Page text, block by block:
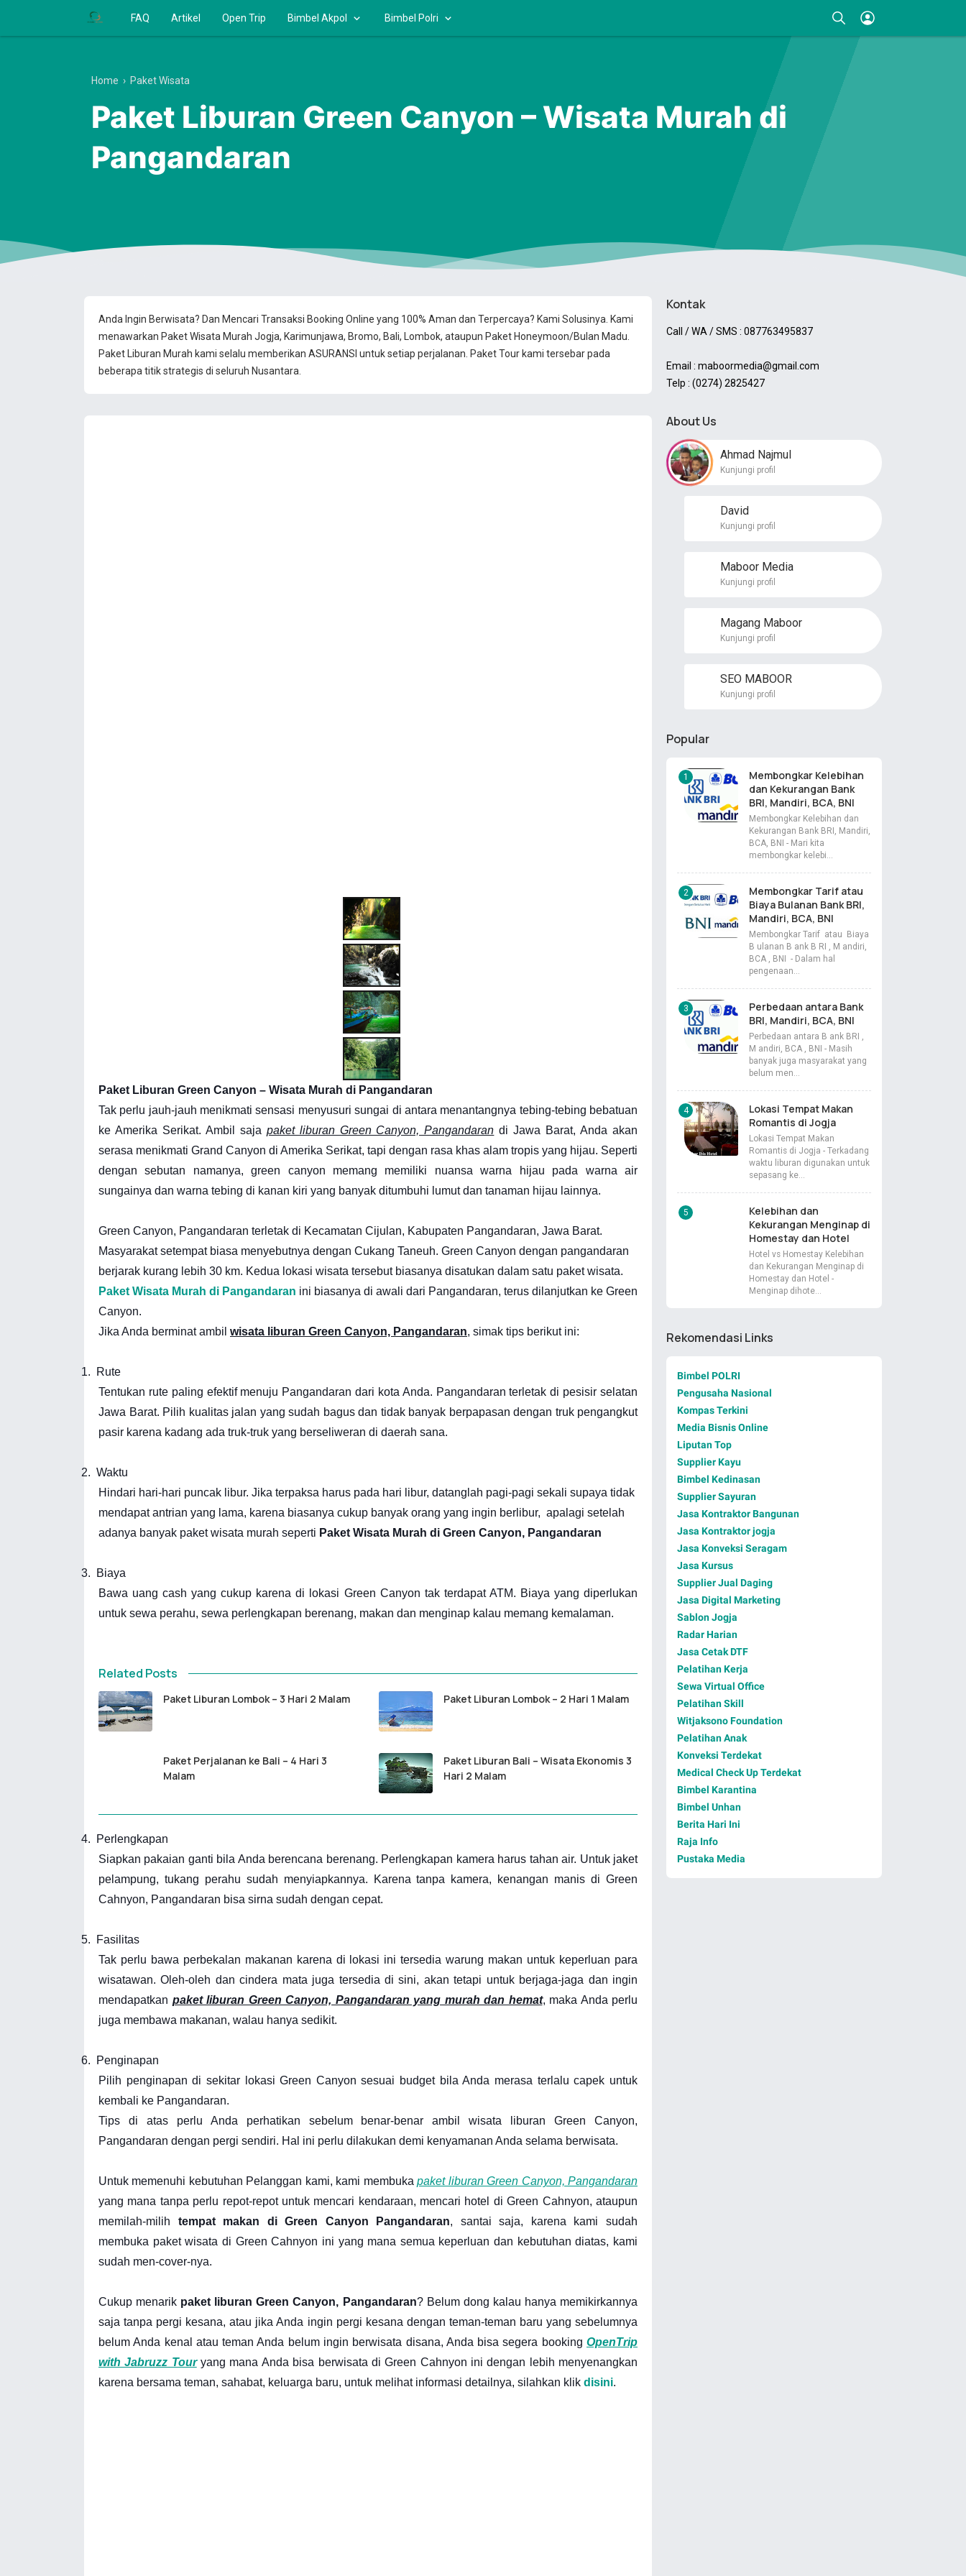
FAQ Artikel Open Trip Bimbel Akpol Bimbel Polri
Anda Ingin Berwisata? Dan Mencari Transaksi Booking Online yang 100% Aman dan Terpercaya? Kami Solusinya. Kami
menawarkan Paket Wisata Murah Jogja, Karimunjawa, Bromo, Bali, Lombok, ataupun Paket Honeymoon/Bulan Madu.
Paket Liburan Murah kami selalu memberikan ASURANSI untuk setiap perjalanan. Paket Tour kami tersebar pada
beberapa titik strategis di seluruh Nusantara.
Home › Paket Wisata
Paket Liburan Green Canyon – Wisata Murah di
Pangandaran
Paket Liburan Green Canyon – Wisata Murah di Pangandaran
Tak perlu jauh-jauh menikmati sensasi menyusuri sungai di antara menantangnya tebing-tebing bebatuan
ke Amerika Serikat. Ambil saja paket liburan Green Canyon, Pangandaran di Jawa Barat, Anda akan
serasa menikmati Grand Canyon di Amerika Serikat, tapi dengan rasa khas alam tropis yang hijau. Seperti
dengan sebutan namanya, green canyon memang memiliki nuansa warna hijau pada warna air
sungainya dan warna tebing di kanan kiri yang banyak ditumbuhi lumut dan tanaman hijau lainnya.
Green Canyon, Pangandaran terletak di Kecamatan Cijulan, Kabupaten Pangandaran, Jawa Barat.
Masyarakat setempat biasa menyebutnya dengan Cukang Taneuh. Green Canyon dengan pangandaran
berjarak kurang lebih 30 km. Kedua lokasi wisata tersebut biasanya disatukan dalam satu paket wisata.
Paket Wisata Murah di Pangandaran ini biasanya di awali dari Pangandaran, terus dilanjutkan ke Green
Canyon.
Jika Anda berminat ambil wisata liburan Green Canyon, Pangandaran, simak tips berikut ini:
1. Rute
Tentukan rute paling efektif menuju Pangandaran dari kota Anda. Pangandaran terletak di pesisir selatan
Jawa Barat. Pilih kualitas jalan yang sudah bagus dan tidak banyak berpapasan dengan truk pengangkut
pasir karena kadang ada truk-truk yang berseliweran di daerah sana.
2. Waktu
Hindari hari-hari puncak libur. Jika terpaksa harus pada hari libur, datanglah pagi-pagi sekali supaya tidak
mendapat antrian yang lama, karena biasanya cukup banyak orang yang ingin berlibur, apalagi setelah
adanya banyak paket wisata murah seperti Paket Wisata Murah di Green Canyon, Pangandaran
3. Biaya
Bawa uang cash yang cukup karena di lokasi Green Canyon tak terdapat ATM. Biaya yang diperlukan
untuk sewa perahu, sewa perlengkapan berenang, makan dan menginap kalau memang kemalaman.
Related Posts
Paket Liburan Lombok – 3 Hari 2 Malam Paket Liburan Lombok – 2 Hari 1 Malam
Paket Perjalanan ke Bali – 4 Hari 3
Malam
Paket Liburan Bali – Wisata Ekonomis 3
Hari 2 Malam
4. Perlengkapan
Siapkan pakaian ganti bila Anda berencana berenang. Perlengkapan kamera harus tahan air. Untuk jaket
pelampung, tukang perahu sudah menyiapkannya. Karena tanpa kamera, kenangan manis di Green
Cahnyon, Pangandaran bisa sirna sudah dengan cepat.
5. Fasilitas
Tak perlu bawa perbekalan makanan karena di lokasi ini tersedia warung makan untuk keperluan para
wisatawan. Oleh-oleh dan cindera mata juga tersedia di sini, akan tetapi untuk berjaga-jaga dan ingin
mendapatkan paket liburan Green Canyon, Pangandaran yang murah dan hemat, maka Anda perlu
juga membawa makanan, walau hanya sedikit.
6. Penginapan
Pilih penginapan di sekitar lokasi Green Canyon sesuai budget bila Anda merasa terlalu capek untuk
kembali ke Pangandaran.
Tips di atas perlu Anda perhatikan sebelum benar-benar ambil wisata liburan Green Canyon,
Pangandaran dengan pergi sendiri. Hal ini perlu dilakukan demi kenyamanan Anda selama berwisata.
Untuk memenuhi kebutuhan Pelanggan kami, kami membukapaket liburan Green Canyon, Pangandaran
yang mana tanpa perlu repot-repot untuk mencari kendaraan, mencari hotel di Green Cahnyon, ataupun
memilah-milih tempat makan di Green Canyon Pangandaran, santai saja, karena kami sudah
membuka paket wisata di Green Cahnyon ini yang mana semua keperluan dan kebutuhan diatas, kami
sudah men-cover-nya.
Cukup menarik paket liburan Green Canyon, Pangandaran? Belum dong kalau hanya memikirkannya
saja tanpa pergi kesana, atau jika Anda ingin pergi kesana dengan teman-teman baru yang sebelumnya
belum Anda kenal atau teman Anda belum ingin berwisata disana, Anda bisa segera booking OpenTrip
with Jabruzz Touryang mana Anda bisa berwisata di Green Cahnyon ini dengan lebih menyenangkan
karena bersama teman, sahabat, keluarga baru, untuk melihat informasi detailnya, silahkan klik disini.
Kontak
Call / WA / SMS : 087763495837
Email : maboormedia@gmail.com
Telp : (0274) 2825427
About Us
Ahmad Najmul
Kunjungi profil
David
Kunjungi profil
Maboor Media
Kunjungi profil
Magang Maboor
Kunjungi profil
SEO MABOOR
Kunjungi profil
Popular
Membongkar Kelebihan
dan Kekurangan Bank
BRI, Mandiri, BCA, BNI
Membongkar Kelebihan dan
Kekurangan Bank BRI, Mandiri,
BCA, BNI - Mari kita
membongkar kelebi…
Membongkar Tarif atau
Biaya Bulanan Bank BRI,
Mandiri, BCA, BNI
Membongkar Tarif atau Biaya
B ulanan B ank B RI , M andiri,
BCA , BNI - Dalam hal
pengenaan…
Perbedaan antara Bank
BRI, Mandiri, BCA, BNI
Perbedaan antara B ank BRI ,
M andiri, BCA , BNI - Masih
banyak juga masyarakat yang
belum men…
Lokasi Tempat Makan
Romantis di Jogja
Lokasi Tempat Makan
Romantis di Jogja - Terkadang
waktu liburan digunakan untuk
sepasang ke…
Kelebihan dan
Kekurangan Menginap di
Homestay dan Hotel
Hotel vs Homestay Kelebihan
dan Kekurangan Menginap di
Homestay dan Hotel -
Menginap dihote…
Rekomendasi Links
Bimbel POLRI
Pengusaha Nasional
Kompas Terkini
Media Bisnis Online
Liputan Top
Supplier Kayu
Bimbel Kedinasan
Supplier Sayuran
Jasa Kontraktor Bangunan
Jasa Kontraktor jogja
Jasa Konveksi Seragam
Jasa Kursus
Supplier Jual Daging
Jasa Digital Marketing
Sablon Jogja
Radar Harian
Jasa Cetak DTF
Pelatihan Kerja
Sewa Virtual Office
Pelatihan Skill
Witjaksono Foundation
Pelatihan Anak
Konveksi Terdekat
Medical Check Up Terdekat
Bimbel Karantina
Bimbel Unhan
Berita Hari Ini
Raja Info
Pustaka Media